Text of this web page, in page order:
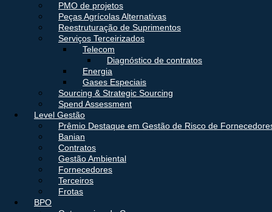
PMO de projetos
Peças Agrícolas Alternativas
Reestruturação de Suprimentos
Serviços Terceirizados
Telecom
Diagnóstico de contratos
Energia
Gases Especiais
Sourcing & Strategic Sourcing
Spend Assessment
Level Gestão
Prêmio Destaque em Gestão de Risco de
Banian
Contratos
Gestão Ambiental
Fornecedores
Terceiros
Frotas
BPO